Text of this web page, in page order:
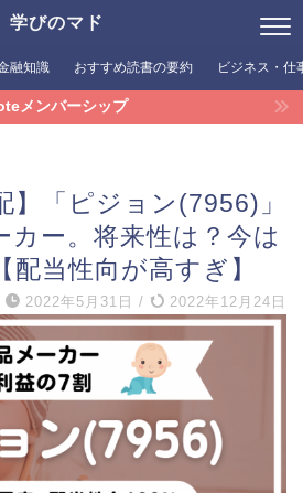
学びのマド
融知識 おすすめ読書の要約 ビジネス・仕
メンバーシップ
】「ピジョン(7956)」
カー。将来性は？今は
配当性向が高すぎ】
2022年5月31日 / 2022年12月24日